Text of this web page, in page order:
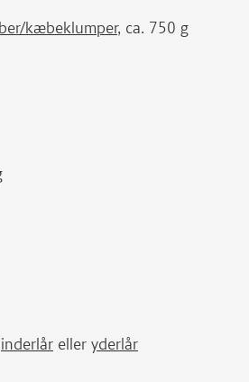
kæbeklumper, ca. 750 g
inderlår eller yderlår